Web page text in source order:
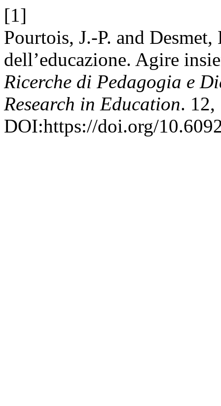
[1]
Pourtois, J.-P. and
dell’educazione. Agire
Ricerche di Pedagogia e
Research in Education. 12,
DOI:https://doi.org/